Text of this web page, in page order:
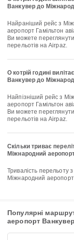
Ванкувер до
Найраніший рейс з Міжнародний аеропорт Ванкувер до Міжнародний
аеропорт Гамільтон
Ви можете переглянути
перельотів на Airpaz.
О котрій годині
Ванкувер до
Найпізніший рейс з Міжнародний аеропорт Ванкувер до Міжнародний
аеропорт Гамільтон
Ви можете переглянути
перельотів на Airpaz.
Скільки триває
Міжнародний
Тривалість перельоту з Міжнародний аеропорт Ванкувер до
Міжнародний
Популярні
аеропорт Ванкувер